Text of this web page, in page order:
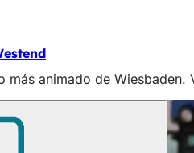
más animado de